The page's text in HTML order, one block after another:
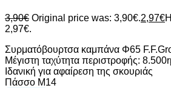
3,90€ Original price was: 3,90€.2,97€
2,97€.
Συρματόβουρτσα καμπάνα Φ65
Μέγιστη ταχύτητα περιστροφής:
Ιδανική για αφαίρεση της σκουριάς
Πάσσο Μ14